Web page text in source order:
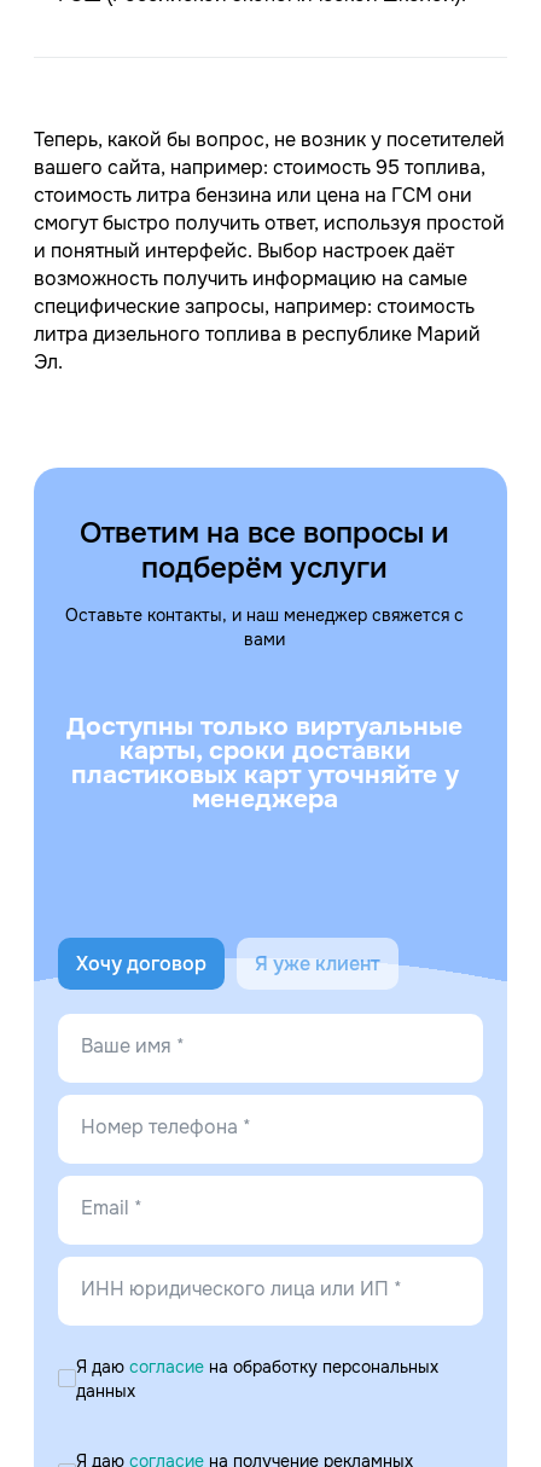
Теперь, какой бы вопрос, не возник у посетителей
вашего сайта, например: стоимость 95 топлива,
стоимость литра бензина или цена на ГСМ они
смогут быстро получить ответ, используя простой
и понятный интерфейс. Выбор настроек даёт
возможность получить информацию на самые
специфические запросы, например: стоимость
литра дизельного топлива в республике Марий
Эл.
Ответим на все вопросы и
подберём услуги
Оставьте контакты, и наш менеджер свяжется с
вами
Доступны только виртуальные
карты, сроки доставки
пластиковых карт уточняйте у
менеджера
Хочу договор Я уже клиент
Ваше имя *
Номер телефона *
Email *
ИНН юридического лица или ИП *
Я даю согласие на обработку персональных
данных
Я даю согласие на получение рекламных